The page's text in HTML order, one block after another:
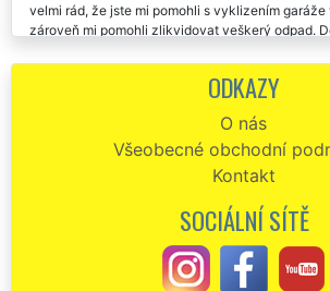
velmi rád, že jste mi pomohli s vyklizením garáže
zároveň mi pomohli zlikvidovat veškerý odpad.
Děkuju za poskytnutou službu vyklizení naší
Děkuju za včerejší vyklízení garáže v
komunikace, parádní a rychlá práce. Doporučuju.
Vyklizení BYTU v HodoníněVyklizení bytu
zajistit od spolehlivé firmy vyklízení bytů v
profesionální vyklízecí společnost z Hodonína,
vyklízení mile ráda zajistí. Naše franchisová síť
ODKAZY
O nás
Všeobecné obchodní
Kontakt
SOCIÁLNÍ SÍTĚ